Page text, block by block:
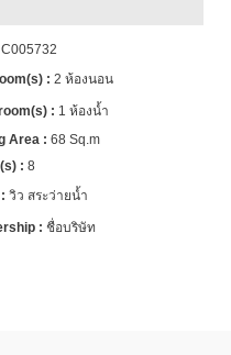
C005732
2 ห้องนอน
1 ห้องน้ำ
68 Sq.m
8
วิว สระว่ายน้ำ
ชื่อบริษัท